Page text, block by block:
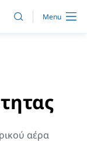
αέρα